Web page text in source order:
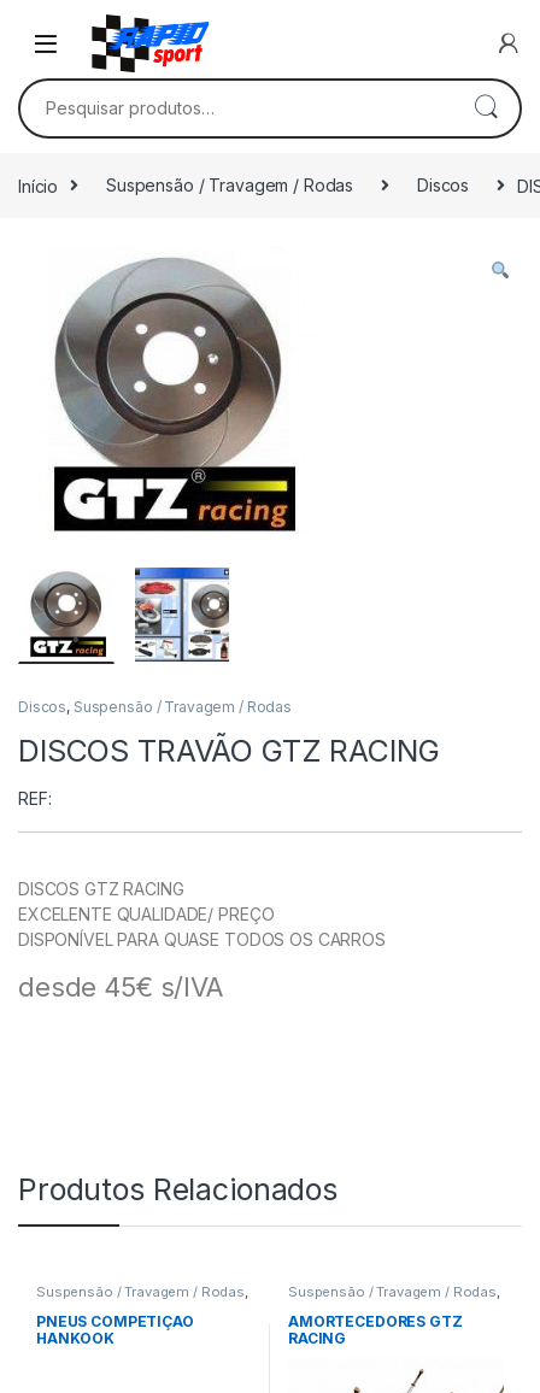
Skip to navigation
Skip to content
Pesquisar por:
Início Suspensão / Travagem / Rodas Discos
Discos, Suspensão / Travagem / Rodas
DISCOS TRAVÃO GTZ RACING
REF:
DISCOS GTZ RACING
EXCELENTE QUALIDADE/ PREÇO
DISPONÍVEL PARA QUASE TODOS OS CARROS
desde 45€ s/IVA
Produtos Relacionados
Suspensão / Travagem / Rodas,
Rodas
PNEUS COMPETIÇAO
HANKOOK
Suspensão / Travagem / Rodas,
Amortecedores
AMORTECEDORES GTZ
RACING